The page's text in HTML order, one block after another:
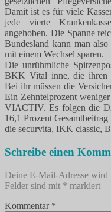
Damit ist es für viele
jede vierte
angehoben. Die Spanne
Bundesland kann man
mit einem Wechsel sparen.
Die unrühmliche
BKK Vital inne, die ihren
Bei ihr müssen die
Ein Zehntelprozent
VIACTIV. Es folgen die
16,1 Prozent
die securvita, IKK classic,
Schreibe einen
Deine E-Mail-Adresse
Felder sind mit * markiert
Kommentar *